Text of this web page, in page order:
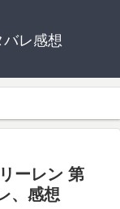
レ感想
ーレン 第
、感想